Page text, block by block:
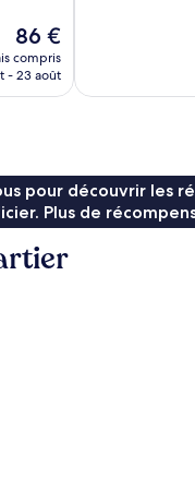
Le
nouveau
prix
86 €
compris
- 23 août
pour découvrir les
Plus de